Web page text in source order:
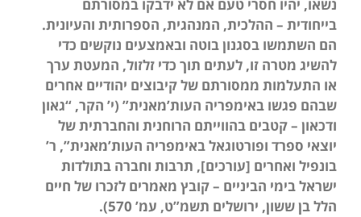
נשאו, יהיו חסרי טעם אם לא ידבקו במסורתם
בייחודית – ההלכית, המנהגית, הספרותית והעיונית.
הם השתמשו בסגנון בוטה ובאמצעים נוקשים כדי
להשיג מטרה זו, לעתים תוך כדי זלזול, המעטת ערך
או התעלמות ממסורתם של קיבוצים יהודיים אחרים
שבהם פגשו באימפריה העות’מאנית” (י’ הקר, “גאון
ודכאון – קטבים בהווייתם הרוחנית והחברתית של
יוצאי ספרד ופורטוגאל באימפריה העות’מאנית”, ר’
בונפיל ואחרים [עורכים], תרבות וחברה בתולדות
ישראל בימי הביניים – קובץ מאמרים לזכרו של חיים
הלל בן ששון, ירושלים תשמ”ט, עמ’ 570).